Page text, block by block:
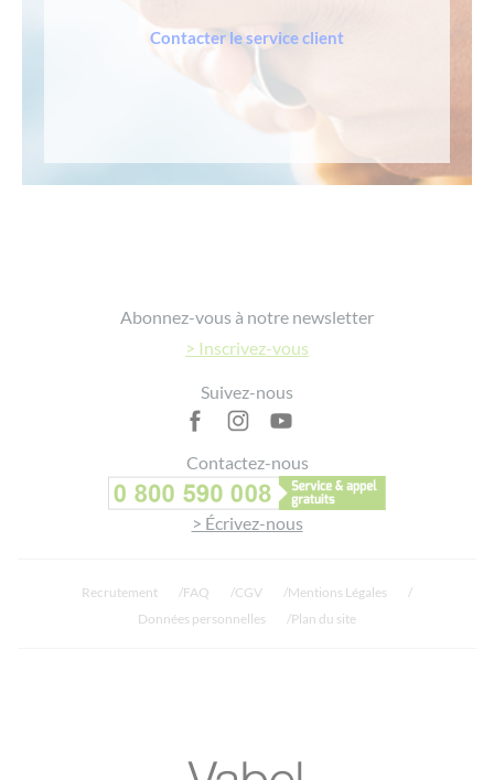
Contacter le service client
Abonnez-vous à notre newsletter
> Inscrivez-vous
Suivez-nous
Contactez-nous
> Écrivez-nous
Recrutement FAQ CGV
Mentions Légales
Données personnelles
Plan du site